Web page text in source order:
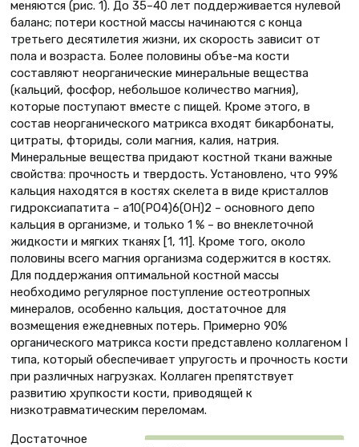
меняются (рис. 1). До 35–40 лет поддерживается нулевой
баланс; потери костной массы начинаются с конца
третьего десятилетия жизни, их скорость зависит от
пола и возраста. Более половины объе-ма кости
составляют неорганические минеральные вещества
(кальций, фосфор, небольшое количество магния),
которые поступают вместе с пищей. Кроме этого, в
состав неорганического матрикса входят бикарбонаты,
цитраты, фториды, соли магния, калия, натрия.
Минеральные вещества придают костной ткани важные
свойства: прочность и твердость. Установлено, что 99%
кальция находятся в костях скелета в виде кристаллов
гидроксиапатита – а10(РО4)6(ОН)2 – основного депо
кальция в организме, и только 1 % – во внеклеточной
жидкости и мягких тканях [1, 11]. Кроме того, около
половины всего магния организма содержится в костях.
Для поддержания оптимальной костной массы
необходимо регулярное поступление остеотропных
минералов, особенно кальция, достаточное для
возмещения ежедневных потерь. Примерно 90%
органического матрикса кости представлено коллагеном I
типа, который обеспечивает упругость и прочность кости
при различных нагрузках. Коллаген препятствует
развитию хрупкости кости, приводящей к
низкотравматическим переломам.
Достаточное